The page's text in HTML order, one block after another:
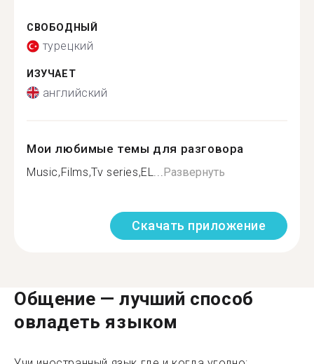
СВОБОДНЫЙ
турецкий
ИЗУЧАЕТ
английский
Мои любимые темы для разговора
Music,Films,Tv series,EL... Развернуть
Скачать приложение
Общение — лучший способ
овладеть языком